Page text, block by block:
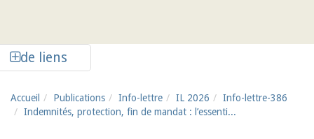
de liens
Accueil Publications Info-lettre IL 2026
Info-lettre-386
Indemnités, protection, fin de mandat : l’essenti...